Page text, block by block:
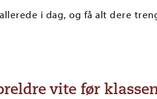
i dag, og få alt dere
vite før